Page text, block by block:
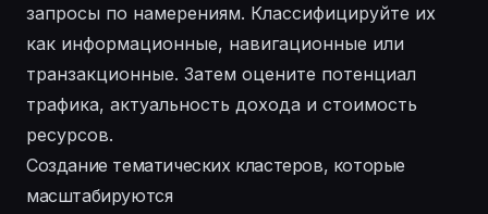
запросы по намерениям. Классифицируйте их
как информационные, навигационные или
транзакционные. Затем оцените потенциал
трафика, актуальность дохода и стоимость
ресурсов.
Создание тематических кластеров, которые
масштабируются